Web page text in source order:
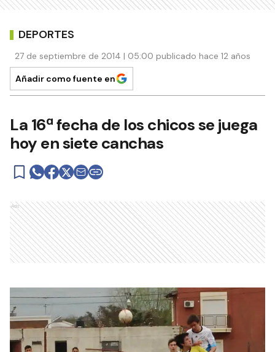
DEPORTES
27 de septiembre de 2014 | 05:00 publicado hace 12 años
Añadir como fuente en
La 16ª fecha de los chicos se juega
hoy en siete canchas
Ads